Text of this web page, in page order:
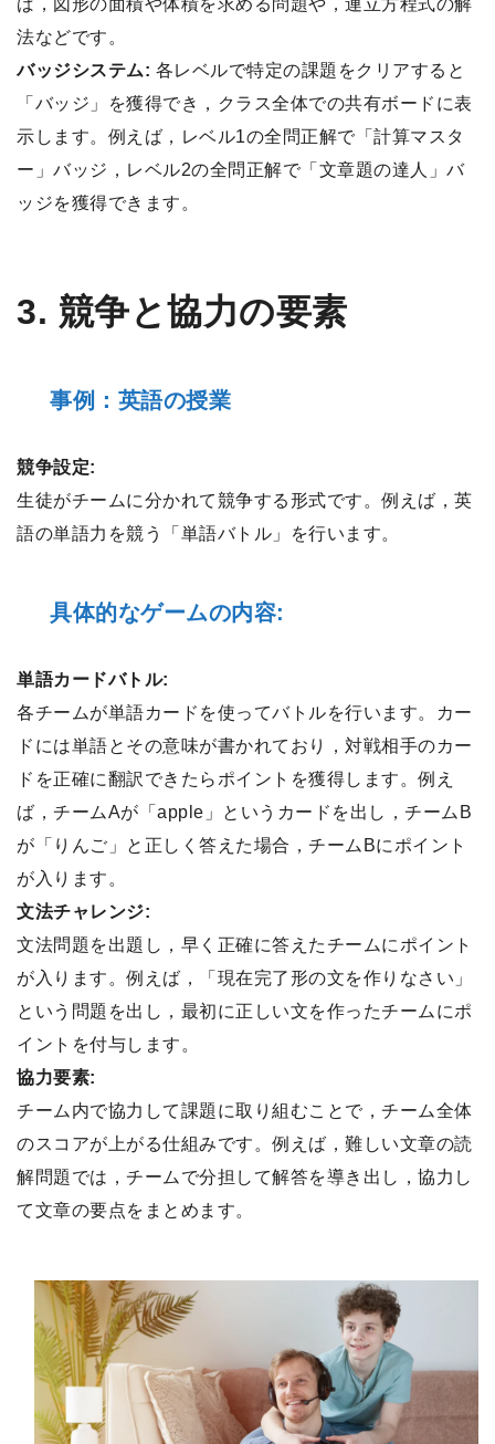
ば，図形の面積や体積を求める問題や，連立方程式の解
法などです。
バッジシステム: 各レベルで特定の課題をクリアすると
「バッジ」を獲得でき，クラス全体での共有ボードに表
示します。例えば，レベル1の全問正解で「計算マスタ
ー」バッジ，レベル2の全問正解で「文章題の達人」バ
ッジを獲得できます。
3. 競争と協力の要素
事例：英語の授業
競争設定:
生徒がチームに分かれて競争する形式です。例えば，英
語の単語力を競う「単語バトル」を行います。
具体的なゲームの内容:
単語カードバトル:
各チームが単語カードを使ってバトルを行います。カー
ドには単語とその意味が書かれており，対戦相手のカー
ドを正確に翻訳できたらポイントを獲得します。例え
ば，チームAが「apple」というカードを出し，チームB
が「りんご」と正しく答えた場合，チームBにポイント
が入ります。
文法チャレンジ:
文法問題を出題し，早く正確に答えたチームにポイント
が入ります。例えば，「現在完了形の文を作りなさい」
という問題を出し，最初に正しい文を作ったチームにポ
イントを付与します。
協力要素:
チーム内で協力して課題に取り組むことで，チーム全体
のスコアが上がる仕組みです。例えば，難しい文章の読
解問題では，チームで分担して解答を導き出し，協力し
て文章の要点をまとめます。